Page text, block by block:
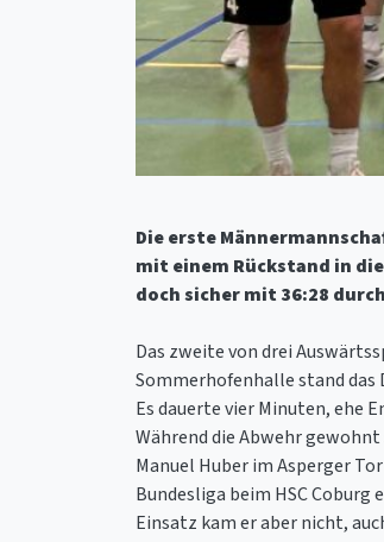
Die erste
mit einem Rückstand in
doch sicher mit 36:28
Das zweite von drei
Sommerhofenhalle stand das
Es dauerte vier Minuten, ehe
Während die Abwehr gewohnt
Manuel Huber im Asperger
Bundesliga beim HSC
Einsatz kam er aber nicht,